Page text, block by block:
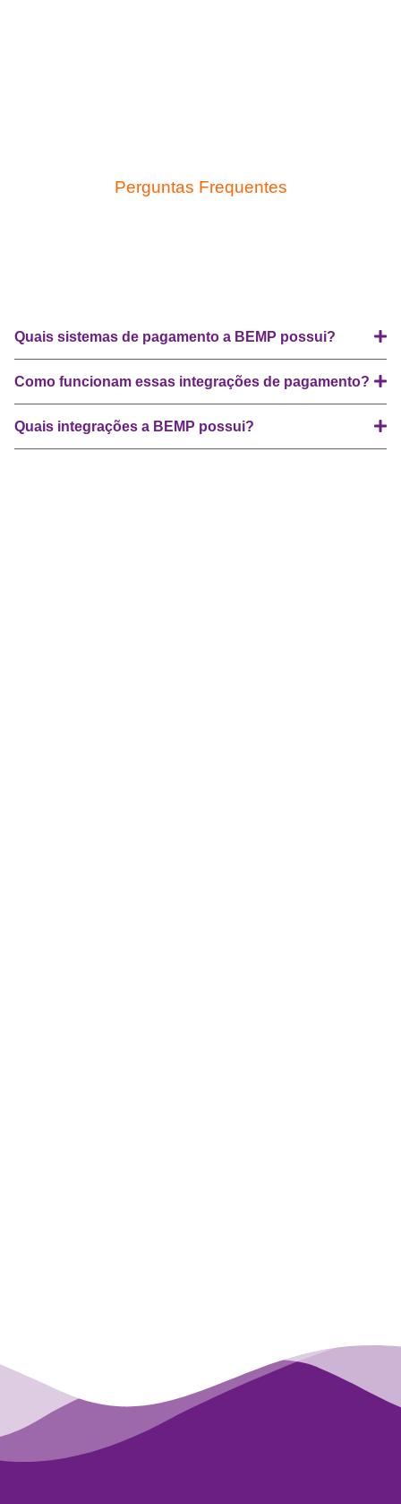
Perguntas Frequentes
Quais sistemas de pagamento a BEMP possui?
Como funcionam essas integrações de pagamento?
Quais integrações a BEMP possui?